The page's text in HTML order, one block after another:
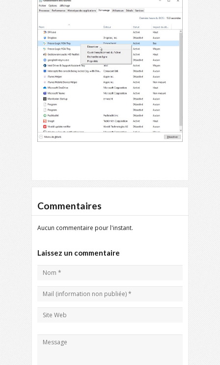
Commentaires
Aucun commentaire pour l'instant.
Laissez un commentaire